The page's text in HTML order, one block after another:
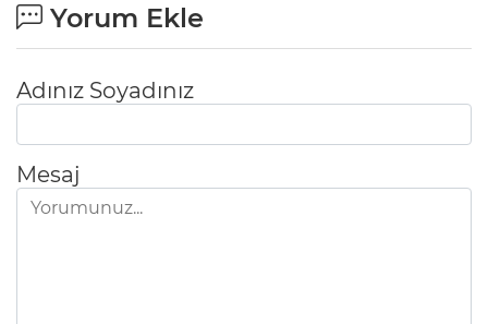
Yorum Ekle
Adınız Soyadınız
Mesaj